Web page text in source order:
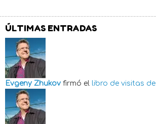
ÚLTIMAS ENTRADAS
Evgeny Zhukov firmó el libro de visitas de